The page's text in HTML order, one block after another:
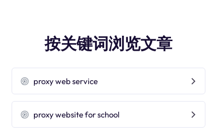
按关键词浏览文章
proxy web service
proxy website for school